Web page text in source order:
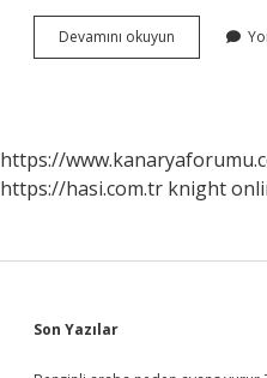
Devamını okuyun
Taşı
https://
https://hasi.com.tr knight
Sidebar
Son Yazılar